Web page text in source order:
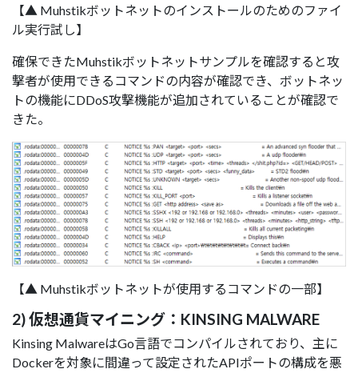
【▲ Muhstikボットネットのインストールのためのファイ
ル実行試し】
確保できたMuhstikボットネットサンプルを確認すると攻
撃者が使用できるコマンドの内容が確認でき、ボットネッ
トの機能にDDoS攻撃機能が追加されていることが確認で
きた。
【▲ Muhstikボットネットが使用するコマンドの一部】
2) 仮想通貨マイニング：KINSING MALWARE
Kinsing MalwareはGo言語でコンパイルされており、主に
Dockerを対象に間違って設定されたAPIポートの構成を悪